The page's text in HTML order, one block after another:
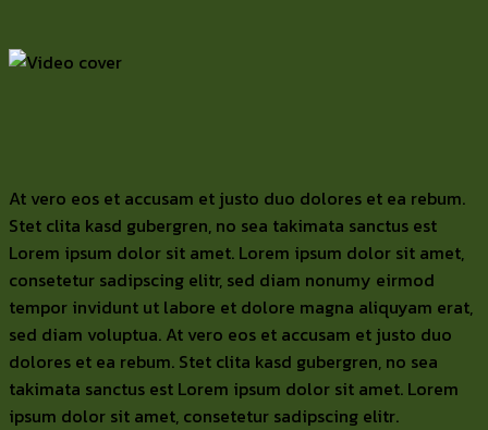
At vero eos et accusam et justo duo dolores et ea rebum.
Stet clita kasd gubergren, no sea takimata sanctus est
Lorem ipsum dolor sit amet. Lorem ipsum dolor sit amet,
consetetur sadipscing elitr, sed diam nonumy eirmod
tempor invidunt ut labore et dolore magna aliquyam erat,
sed diam voluptua. At vero eos et accusam et justo duo
dolores et ea rebum. Stet clita kasd gubergren, no sea
takimata sanctus est Lorem ipsum dolor sit amet. Lorem
ipsum dolor sit amet, consetetur sadipscing elitr.